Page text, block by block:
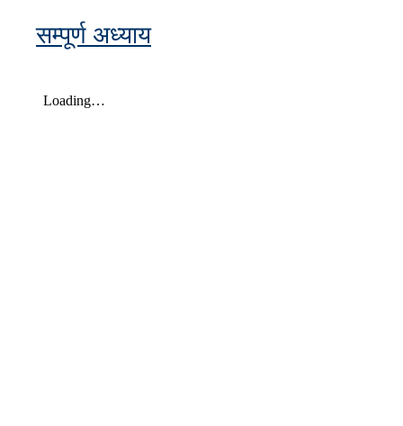
सम्पूर्ण अध्याय